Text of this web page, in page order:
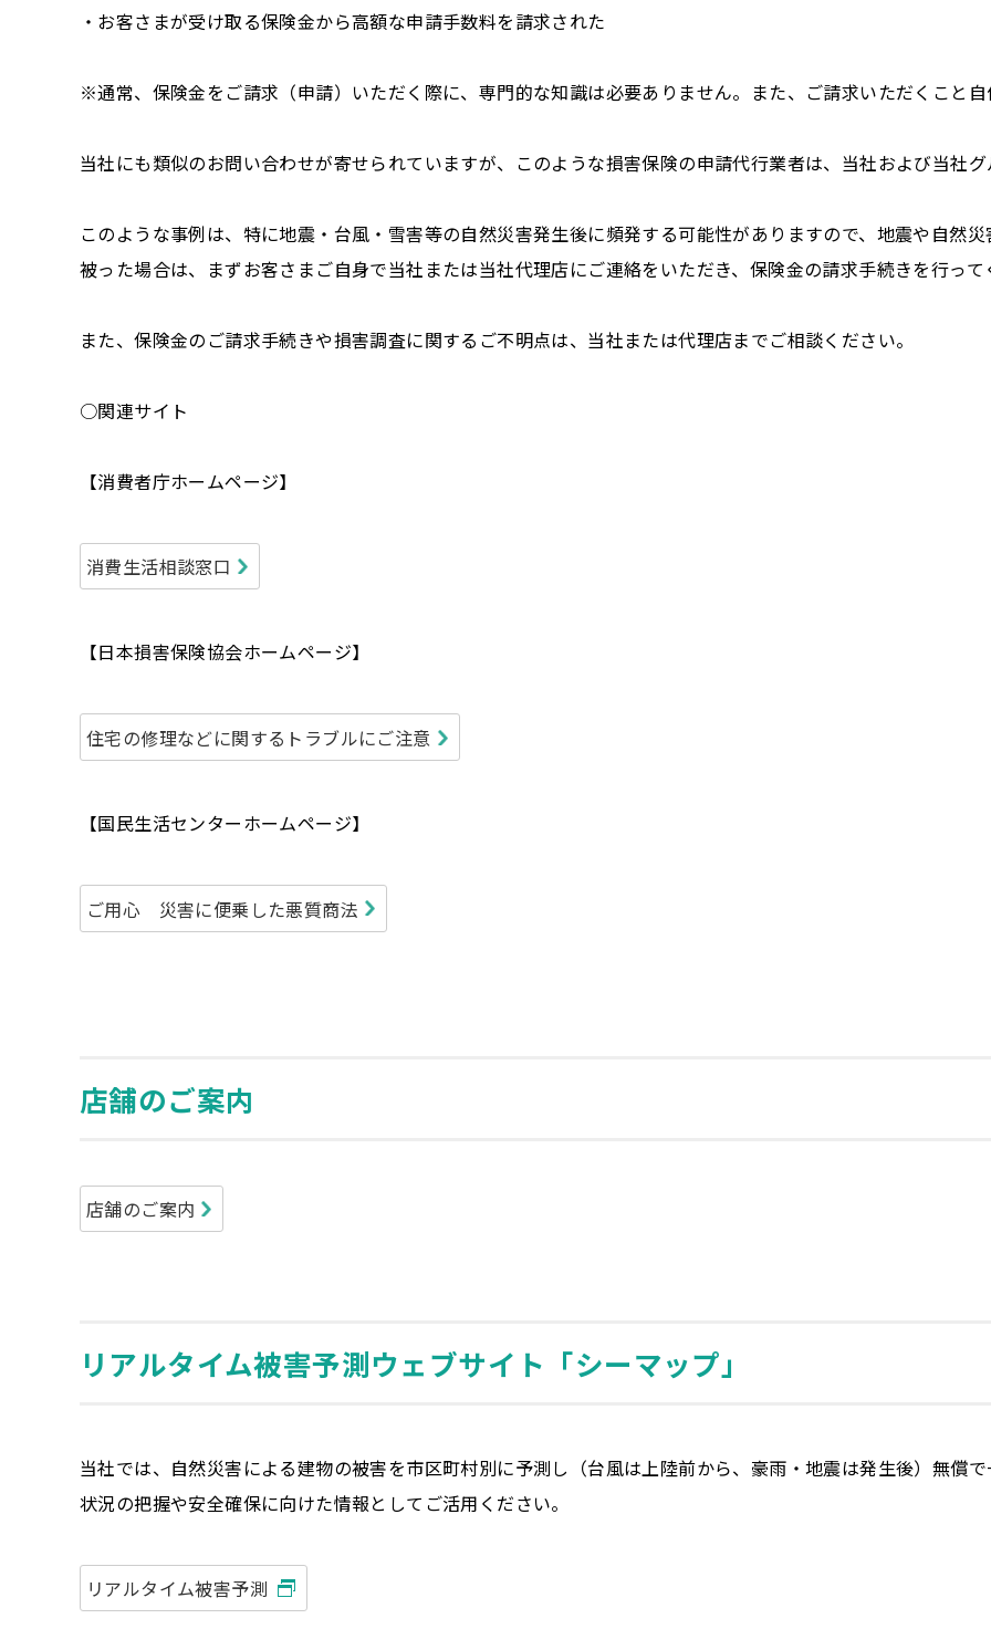
・お客さまが受け取る保険金から高額な申請手数料を請求された
※通常、保険金をご請求（申請）いただく際に、専門的な知識は必要ありません。また、ご請求いただくこと自
当社にも類似のお問い合わせが寄せられていますが、このような損害保険の申請代行業者は、当社および当社グ
このような事例は、特に地震・台風・雪害等の自然災害発生後に頻発する可能性がありますので、地震や自然
被った場合は、まずお客さまご自身で当社または当社代理店にご連絡をいただき、保険金の請求手続きを行って
また、保険金のご請求手続きや損害調査に関するご不明点は、当社または代理店までご相談ください。
○関連サイト
【消費者庁ホームページ】
消費生活相談窓口
【日本損害保険協会ホームページ】
住宅の修理などに関するトラブルにご注意
【国民生活センターホームページ】
ご用心 災害に便乗した悪質商法
店舗のご案内
店舗のご案内
リアルタイム被害予測ウェブサイト「シーマップ」
当社では、自然災害による建物の被害を市区町村別に予測し（台風は上陸前から、豪雨・地震は発生後）無償
状況の把握や安全確保に向けた情報としてご活用ください。
リアルタイム被害予測